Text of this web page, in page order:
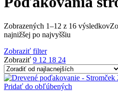
Zobrazených 1–12 z 16 výsledkov
najnižšej po najvyššiu
Zobraziť filter
Zobraziť 9 12 18 24
Pridať do obľúbených